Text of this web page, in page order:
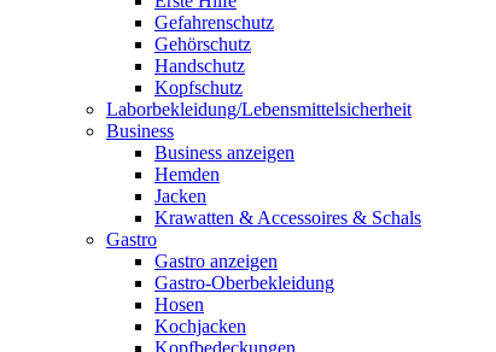
Gefahrenschutz
Gehörschutz
Handschutz
Kopfschutz
Laborbekleidung/Lebensmittelsicherheit
Business
Business anzeigen
Hemden
Jacken
Krawatten & Accessoires & Schals
Gastro
Gastro anzeigen
Gastro-Oberbekleidung
Hosen
Kochjacken
Kopfbedeckungen